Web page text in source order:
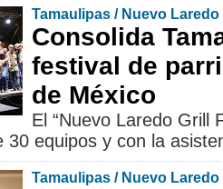
Tamaulipas / Nuevo Laredo
Consolida
festival de
de México
El “Nuevo Laredo Grill
30 equipos y con la
Tamaulipas / Nuevo Laredo